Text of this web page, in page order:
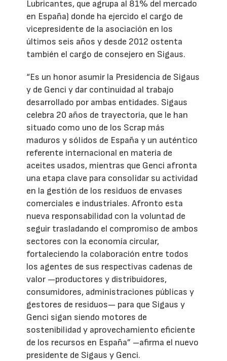
Lubricantes, que agrupa al 81% del mercado
en España) donde ha ejercido el cargo de
vicepresidente de la asociación en los
últimos seis años y desde 2012 ostenta
también el cargo de consejero en Sigaus.
“Es un honor asumir la Presidencia de Sigaus
y de Genci y dar continuidad al trabajo
desarrollado por ambas entidades. Sigaus
celebra 20 años de trayectoria, que le han
situado como uno de los Scrap más
maduros y sólidos de España y un auténtico
referente internacional en materia de
aceites usados, mientras que Genci afronta
una etapa clave para consolidar su actividad
en la gestión de los residuos de envases
comerciales e industriales. Afronto esta
nueva responsabilidad con la voluntad de
seguir trasladando el compromiso de ambos
sectores con la economía circular,
fortaleciendo la colaboración entre todos
los agentes de sus respectivas cadenas de
valor —productores y distribuidores,
consumidores, administraciones públicas y
gestores de residuos— para que Sigaus y
Genci sigan siendo motores de
sostenibilidad y aprovechamiento eficiente
de los recursos en España” –afirma el nuevo
presidente de Sigaus y Genci.